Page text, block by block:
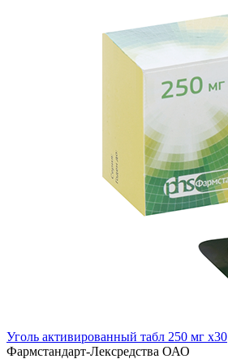
Уголь активированный табл 250 мг x30
Фармстандарт-Лексредства ОАО